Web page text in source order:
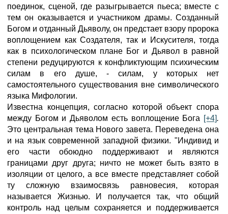
поединок, сценой, где разыгрывается пьеса; вместе с
тем он оказывается и участником драмы. Созданный
Богом и отданный Дьяволу, он предстает взору пророка
воплощением как Создателя, так и Искусителя, тогда
как в психологическом плане Бог и Дьявол в равной
степени редуцируются к конфликтующим психическим
силам в его душе, - силам, у которых нет
самостоятельного существования вне символического
языка Мифологии.
Известна концепция, согласно которой объект спора
между Богом и Дьяволом есть воплощение Бога [+4].
Это центральная тема Нового завета. Переведена она
и на язык современной западной физики. "Индивид и
его части обоюдно поддерживают и являются
границами друг друга; ничто не может быть взято в
изоляции от целого, а все вместе представляет собой
ту сложную взаимосвязь равновесия, которая
называется Жизнью. И получается так, что общий
контроль над целым сохраняется и поддерживается